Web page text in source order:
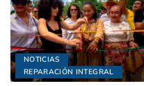
NOTICIAS
REPARACIÓN INTEGRAL